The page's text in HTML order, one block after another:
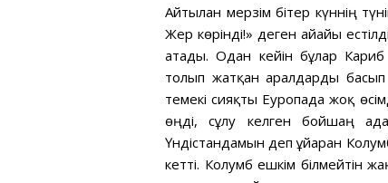
Айтылған мерзім бітер күннің
Жер көрінді!» деген айғайы
атады. Одан кейін бұлар Кариб
толып жатқан аралдарды басып
темекі сияқты Еуропада жоқ
өңді, сұлу келген бойшаң
Үндістандамын деп ұйғарған
кетті. Колумб ешкім білмейтін